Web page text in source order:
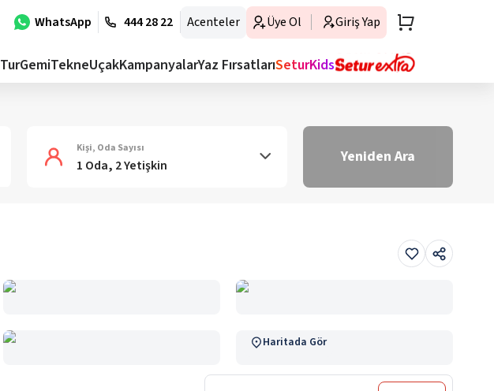
WhatsApp 444 28 22 Acenteler Üye Ol Giriş Yap
TurGemiTekneUçakKampanyalarYaz FırsatlarıSeturKids
Kişi, Oda Sayısı
1 Oda, 2 Yetişkin Yeniden Ara
Haritada Gör